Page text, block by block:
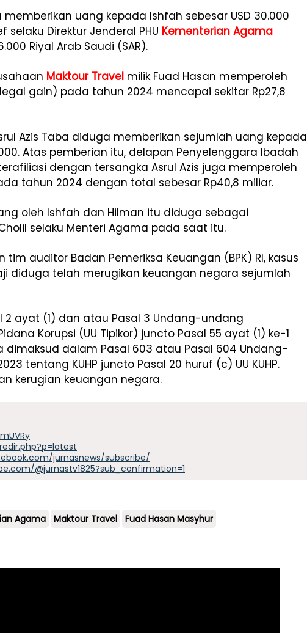
uang kepada Ishfah sebesar USD 30.000
Direktur Jenderal PHU Kementerian Agama
Riyal Arab Saudi (SAR).
Maktour Travel milik Fuad Hasan memperoleh
gain) pada tahun 2024 mencapai sekitar Rp27,8
Azis Taba diduga memberikan sejumlah uang kepada
Atas pemberian itu, delapan Penyelenggara Ibadah
dengan tersangka Asrul Azis juga memperoleh
tahun 2024 dengan total sebesar Rp40,8 miliar.
oleh Ishfah dan Hilman itu diduga sebagai
selaku Menteri Agama pada saat itu.
auditor Badan Pemeriksa Keuangan (BPK) RI, kasus
diduga telah merugikan keuangan negara sejumlah
2 ayat (1) dan atau Pasal 3 Undang-undang
Korupsi (UU Tipikor) juncto Pasal 55 ayat (1) ke-1
dimaksud dalam Pasal 603 atau Pasal 604 Undang-
tentang KUHP juncto Pasal 20 huruf (c) UU KUHP.
kerugian keuangan negara.
jurnasnews/subscribe/
@jurnastv1825?sub_confirmation=1
Agama Maktour Travel Fuad Hasan Masyhur